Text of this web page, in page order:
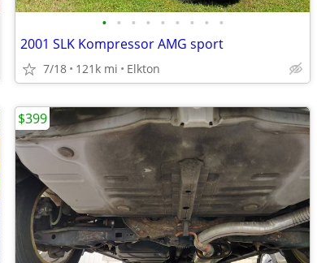
• • • • • • • • •
2001 SLK Kompressor AMG sport
7/18 121k mi Elkton
$399